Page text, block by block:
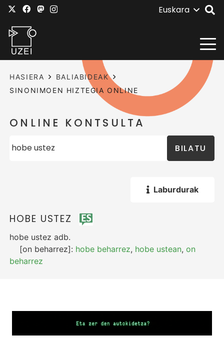
Euskara
HASIERA
BALIABIDEAK
SINONIMOEN HIZTEGIA ONLINE
ONLINE KONTSULTA
BILATU
Laburdurak
HOBE USTEZ
hobe ustez adb.
[on beharrez]: hobe beharrez, hobe ustean,on
beharrez